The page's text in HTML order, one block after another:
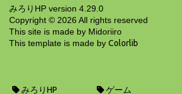
みろりHP version 4.29.0
Copyright © 2026 All rights reserved
This site is made by Midoriiro
This template is made by Colorlib
みろりHP ゲーム